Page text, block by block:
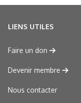
LIENS UTILES
Faire un don
Devenir membre
Nous contacter